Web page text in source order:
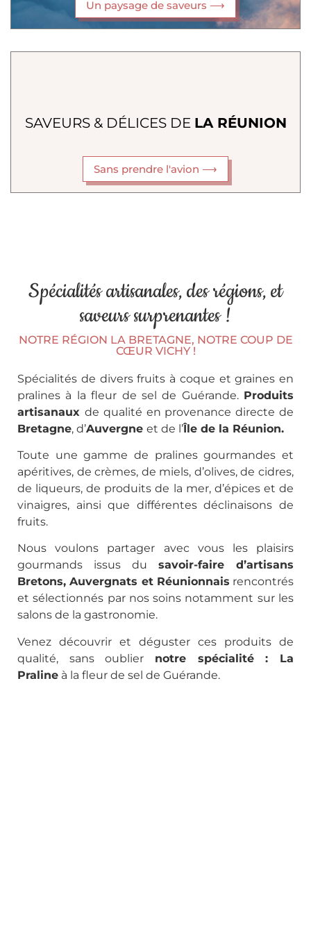
Un paysage de saveurs ⟶
SAVEURS & DÉLICES DE LA RÉUNION
Sans prendre l'avion ⟶
Spécialités artisanales, des régions, et
saveurs surprenantes !
NOTRE RÉGION LA BRETAGNE, NOTRE COUP DE
CŒUR VICHY !
Spécialités de divers fruits à coque et graines en
pralines à la fleur de sel de Guérande. Produits
artisanaux de qualité en provenance directe de
Bretagne, d’Auvergne et de l’Île de la Réunion.
Toute une gamme de pralines gourmandes et
apéritives, de crèmes, de miels, d’olives, de cidres,
de liqueurs, de produits de la mer, d’épices et de
vinaigres, ainsi que différentes déclinaisons de
fruits.
Nous voulons partager avec vous les plaisirs
gourmands issus du savoir-faire d’artisans
Bretons, Auvergnats et Réunionnais rencontrés
et sélectionnés par nos soins notamment sur les
salons de la gastronomie.
Venez découvrir et déguster ces produits de
qualité, sans oublier notre spécialité : La
Praline à la fleur de sel de Guérande.